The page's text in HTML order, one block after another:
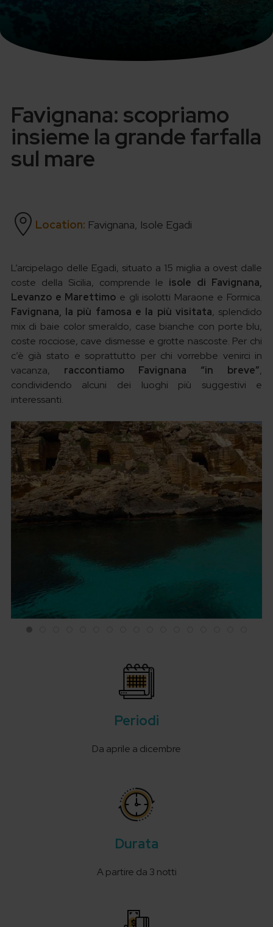
Favignana: scopriamo
insieme la grande farfalla
sul mare
Location: Favignana, Isole Egadi
L’arcipelago delle Egadi, situato a 15 miglia a ovest dalle
coste della Sicilia, comprende le isole di Favignana,
Levanzo e Marettimo e gli isolotti Maraone e Formica.
Favignana, la più famosa e la più visitata, splendido
mix di baie color smeraldo, case bianche con porte blu,
coste rocciose, cave dismesse e grotte nascoste. Per chi
c’è già stato e soprattutto per chi vorrebbe venirci in
vacanza, raccontiamo Favignana “in breve”,
condividendo alcuni dei luoghi più suggestivi e
interessanti.
Periodi
Da aprile a dicembre
Durata
A partire da 3 notti